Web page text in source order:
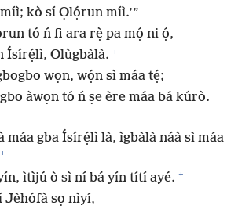
kò sí Ọlọ́run míì.’”
tó ń fi ara rẹ̀ pa mọ́ ni ọ́,
Ísírẹ́lì, Olùgbàlà. +
wọn, wọ́n sì máa tẹ́;
àwọn tó ń ṣe ère máa bá kúrò.
máa gba Ísírẹ́lì là, ìgbàlà náà sì máa
+
ìtìjú ò sì ní bá yín títí ayé. +
sọ nìyí,